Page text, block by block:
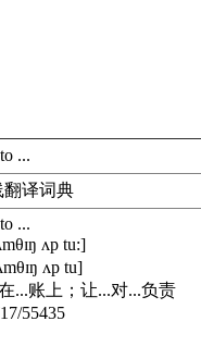
...
翻译词典
...
ʌp tu:]
ʌp tu]
...账上；让...对...负责
55435